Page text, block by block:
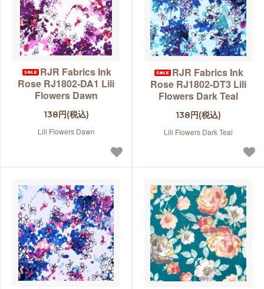
RJR Fabrics Ink
Rose RJ1802-DA1 Lili
Flowers Dawn
138円(税込)
Lili Flowers Dawn
RJR Fabrics Ink
Rose RJ1802-DT3 Lili
Flowers Dark Teal
138円(税込)
Lili Flowers Dark Teal